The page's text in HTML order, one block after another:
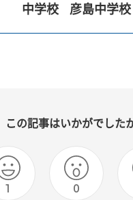
中学校 彦島中学校
この記事はいかがでした
1 0